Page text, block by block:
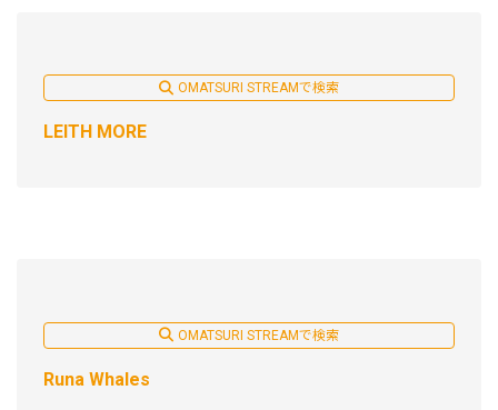
OMATSURI STREAMで検索
LEITH MORE
OMATSURI STREAMで検索
Runa Whales